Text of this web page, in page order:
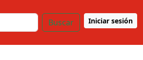
Buscar Iniciar sesión